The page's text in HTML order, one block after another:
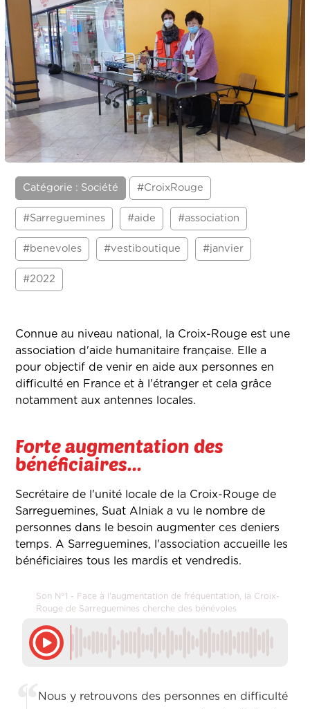
Catégorie : Société #CroixRouge
#Sarreguemines #aide #association
#benevoles #vestiboutique #janvier
#2022
Connue au niveau national, la Croix-Rouge est une
association d'aide humanitaire française. Elle a
pour objectif de venir en aide aux personnes en
difficulté en France et à l'étranger et cela grâce
notamment aux antennes locales.
Forte augmentation des
bénéficiaires...
Secrétaire de l'unité locale de la Croix-Rouge de
Sarreguemines, Suat Alniak a vu le nombre de
personnes dans le besoin augmenter ces deniers
temps. A Sarreguemines, l'association accueille les
bénéficiaires tous les mardis et vendredis.
Son N°1 - Face à l'augmentation de fréquentation, la Croix-
Rouge de Sarreguemines cherche des bénévoles
Nous y retrouvons des personnes en difficulté